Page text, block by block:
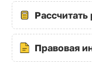
Рассчитать
Правовая